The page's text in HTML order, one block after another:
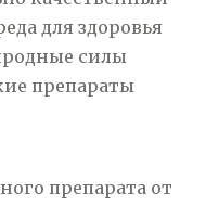
для здоровья
силы
препараты
препарата от